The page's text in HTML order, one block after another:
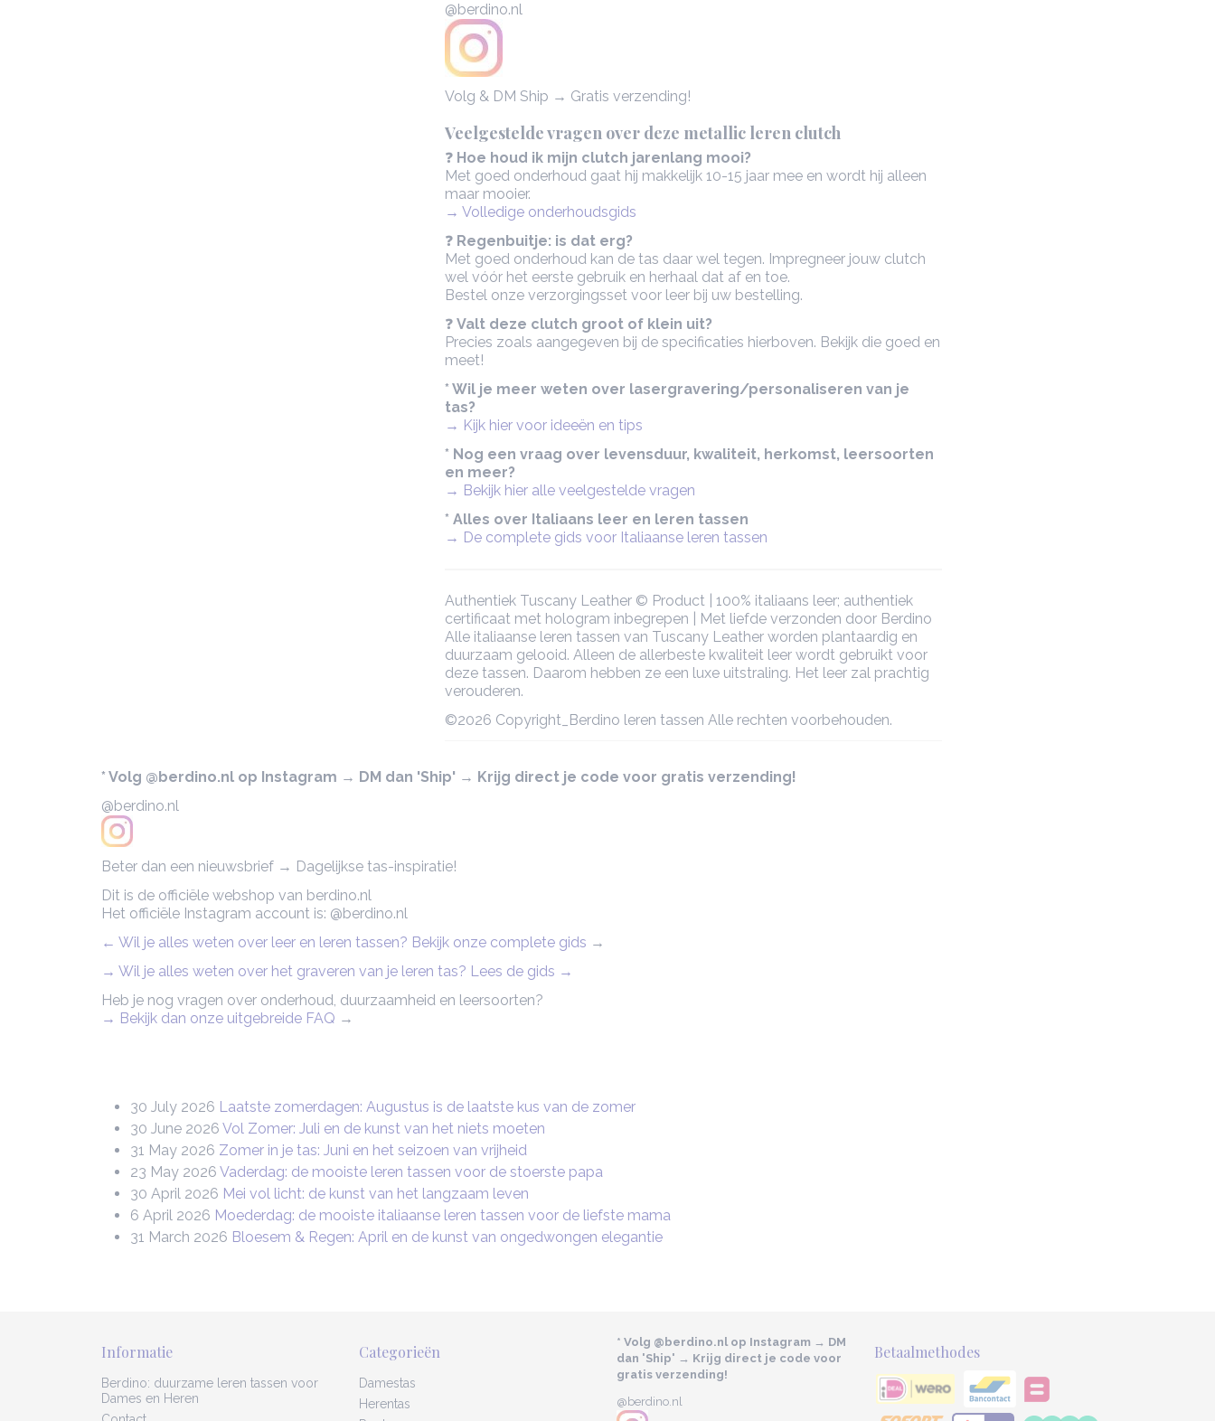
@berdino.nl
Volg & DM Ship → Gratis verzending!
Veelgestelde vragen over deze metallic leren clutch
❓ Hoe houd ik mijn clutch jarenlang mooi?
Met goed onderhoud gaat hij makkelijk 10-15 jaar mee en wordt hij alleen
maar mooier.
→ Volledige onderhoudsgids
❓ Regenbuitje: is dat erg?
Met goed onderhoud kan de tas daar wel tegen. Impregneer jouw clutch
wel vóór het eerste gebruik en herhaal dat af en toe.
Bestel onze verzorgingsset voor leer bij uw bestelling.
❓ Valt deze clutch groot of klein uit?
Precies zoals aangegeven bij de specificaties hierboven. Bekijk die goed en
meet!
* Wil je meer weten over lasergravering/personaliseren van je
tas?
→ Kijk hier voor ideeën en tips
* Nog een vraag over levensduur, kwaliteit, herkomst, leersoorten
en meer?
→ Bekijk hier alle veelgestelde vragen
* Alles over Italiaans leer en leren tassen
→ De complete gids voor Italiaanse leren tassen
Authentiek Tuscany Leather © Product | 100% italiaans leer; authentiek
certificaat met hologram inbegrepen | Met liefde verzonden door Berdino
Alle italiaanse leren tassen van Tuscany Leather worden plantaardig en
duurzaam gelooid. Alleen de allerbeste kwaliteit leer wordt gebruikt voor
deze tassen. Daarom hebben ze een luxe uitstraling. Het leer zal prachtig
verouderen.
©2026 Copyright_Berdino leren tassen Alle rechten voorbehouden.
* Volg @berdino.nl op Instagram → DM dan 'Ship' → Krijg direct je code voor gratis verzending!
@berdino.nl
Beter dan een nieuwsbrief → Dagelijkse tas-inspiratie!
Dit is de officiële webshop van berdino.nl
Het officiële Instagram account is: @berdino.nl
← Wil je alles weten over leer en leren tassen? Bekijk onze complete gids →
→ Wil je alles weten over het graveren van je leren tas? Lees de gids →
Heb je nog vragen over onderhoud, duurzaamheid en leersoorten?
→ Bekijk dan onze uitgebreide FAQ →
30 July 2026 Laatste zomerdagen: Augustus is de laatste kus van de zomer
30 June 2026 Vol Zomer: Juli en de kunst van het niets moeten
31 May 2026 Zomer in je tas: Juni en het seizoen van vrijheid
23 May 2026 Vaderdag: de mooiste leren tassen voor de stoerste papa
30 April 2026 Mei vol licht: de kunst van het langzaam leven
6 April 2026 Moederdag: de mooiste italiaanse leren tassen voor de liefste mama
31 March 2026 Bloesem & Regen: April en de kunst van ongedwongen elegantie
Informatie
Berdino: duurzame leren tassen voor
Dames en Heren
Categorieën
Damestas
Herentas
* Volg @berdino.nl op Instagram → DM
dan 'Ship' → Krijg direct je code voor
gratis verzending!
@berdino.nl
Betaalmethodes